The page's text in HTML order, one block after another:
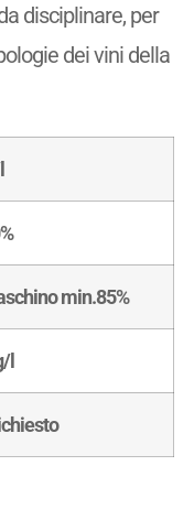
disciplinare, per
dei vini della
min.85%
l